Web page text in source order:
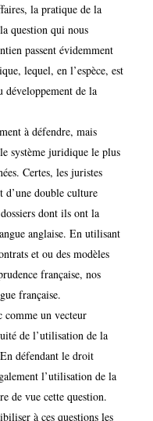
la pratique de la
question qui nous
passent évidemment
lequel, en l’espèce, est
de la
à défendre, mais
système juridique le plus
Certes, les juristes
d’une double culture
dont ils ont la
anglaise. En utilisant
et ou des modèles
française, nos
française.
un vecteur
de l’utilisation de la
défendant le droit
l’utilisation de la
de vue cette question.
à ces questions les